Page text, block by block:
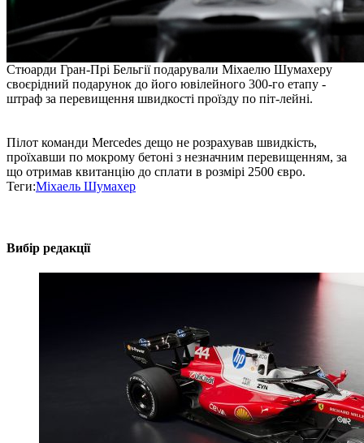
Стюарди Гран-Прі Бельгії подарували Міхаелю Шумахеру
своєрідний подарунок до його ювілейного 300-го етапу -
штраф за перевищення швидкості проїзду по піт-лейні.
Пілот команди Mercedes дещо не розрахував швидкість,
проїхавши по мокрому бетоні з незначним перевищенням, за
що отримав квитанцію до сплати в розмірі 2500 євро.
Теги:Міхаель Шумахер
Вибір редакції